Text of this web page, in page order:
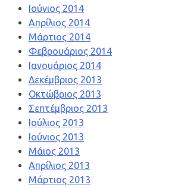
Ιούνιος 2014
Απρίλιος 2014
Μάρτιος 2014
Φεβρουάριος 2014
Ιανουάριος 2014
Δεκέμβριος 2013
Οκτώβριος 2013
Σεπτέμβριος 2013
Ιούλιος 2013
Ιούνιος 2013
Μάιος 2013
Απρίλιος 2013
Μάρτιος 2013